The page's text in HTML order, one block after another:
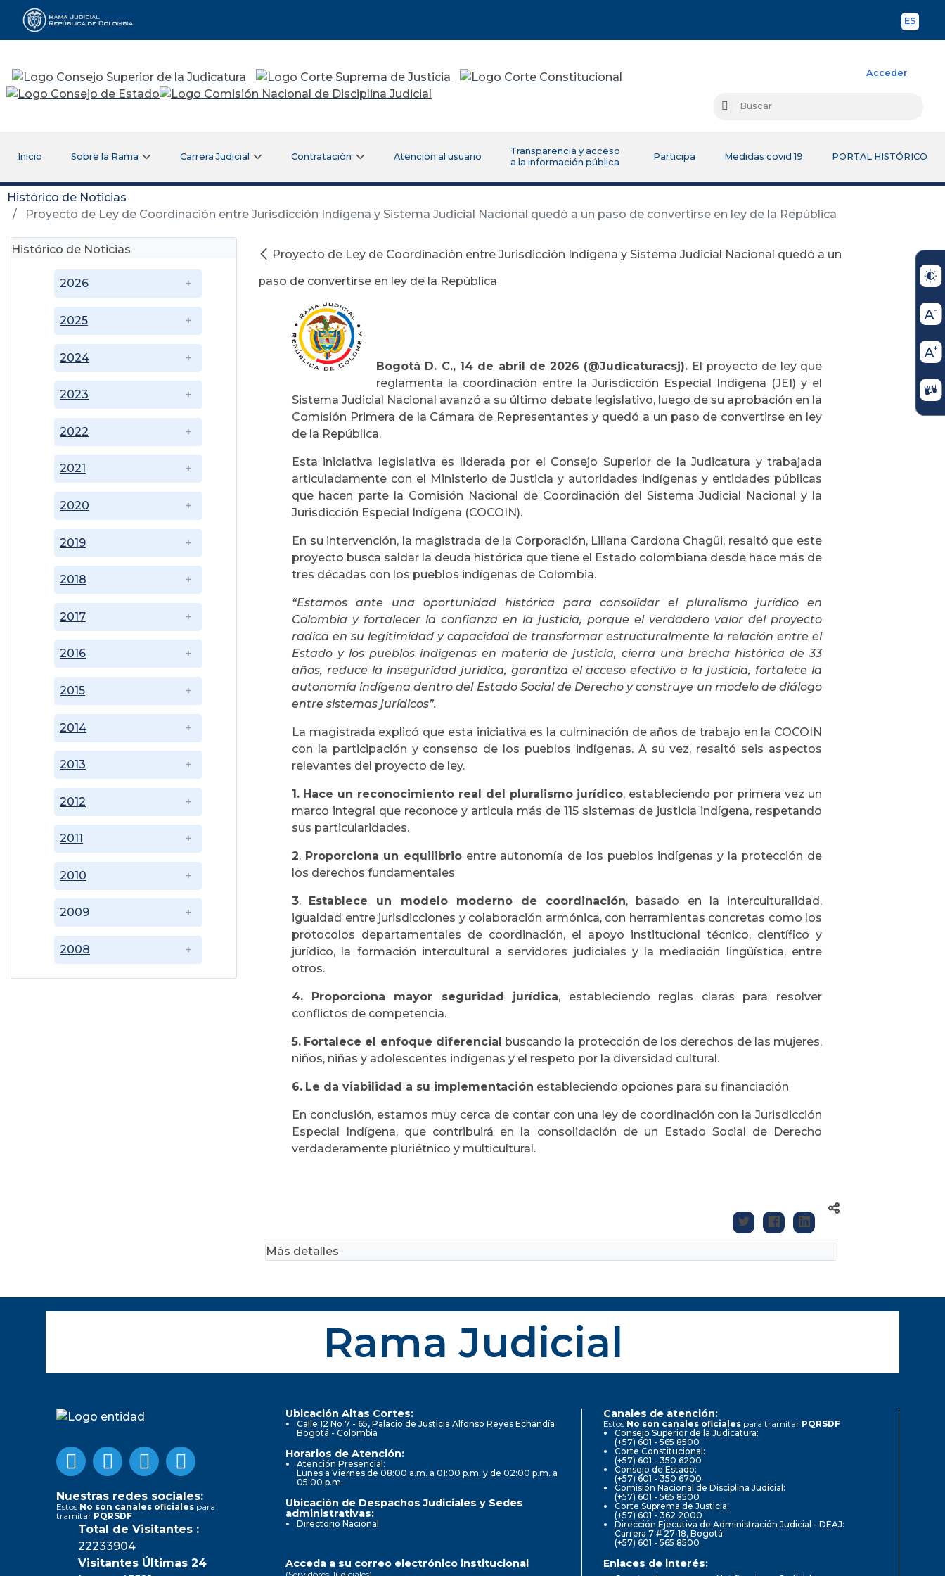
ES
Rama Judicial
Acceder
Buscar
Inicio Sobre la Rama Carrera Judicial Contratación Atención al usuario
Transparencia y acceso
a la información pública
Participa Medidas covid 19 PORTAL HISTÓRICO
Histórico de Noticias
Proyecto de Ley de Coordinación entre Jurisdicción Indígena y Sistema Judicial Nacional quedó a un paso de convertirse en ley de la República
Histórico de Noticias
2008
2009
2010
2011
2012
2013
2014
2015
2016
2017
2018
2019
2020
2021
2022
2023
2024
2025
2026
Proyecto de Ley de Coordinación entre Jurisdicción Indígena y Sistema Judicial Nacional quedó a un
paso de convertirse en ley de la República
Bogotá D. C., 14 de abril de 2026 (@Judicaturacsj). El proyecto de ley que
reglamenta la coordinación entre la Jurisdicción Especial Indígena (JEI) y el
Sistema Judicial Nacional avanzó a su último debate legislativo, luego de su aprobación en la
Comisión Primera de la Cámara de Representantes y quedó a un paso de convertirse en ley
de la República.
Esta iniciativa legislativa es liderada por el Consejo Superior de la Judicatura y trabajada
articuladamente con el Ministerio de Justicia y autoridades indígenas y entidades públicas
que hacen parte la Comisión Nacional de Coordinación del Sistema Judicial Nacional y la
Jurisdicción Especial Indígena (COCOIN).
En su intervención, la magistrada de la Corporación, Liliana Cardona Chagüi, resaltó que este
proyecto busca saldar la deuda histórica que tiene el Estado colombiana desde hace más de
tres décadas con los pueblos indígenas de Colombia.
“Estamos ante una oportunidad histórica para consolidar el pluralismo jurídico en
Colombia y fortalecer la confianza en la justicia, porque el verdadero valor del proyecto
radica en su legitimidad y capacidad de transformar estructuralmente la relación entre el
Estado y los pueblos indígenas en materia de justicia, cierra una brecha histórica de 33
años, reduce la inseguridad jurídica, garantiza el acceso efectivo a la justicia, fortalece la
autonomía indígena dentro del Estado Social de Derecho y construye un modelo de diálogo
entre sistemas jurídicos”.
La magistrada explicó que esta iniciativa es la culminación de años de trabajo en la COCOIN
con la participación y consenso de los pueblos indígenas. A su vez, resaltó seis aspectos
relevantes del proyecto de ley.
1. Hace un reconocimiento real del pluralismo jurídico, estableciendo por primera vez un
marco integral que reconoce y articula más de 115 sistemas de justicia indígena, respetando
sus particularidades.
2. Proporciona un equilibrio entre autonomía de los pueblos indígenas y la protección de
los derechos fundamentales
3. Establece un modelo moderno de coordinación, basado en la interculturalidad,
igualdad entre jurisdicciones y colaboración armónica, con herramientas concretas como los
protocolos departamentales de coordinación, el apoyo institucional técnico, científico y
jurídico, la formación intercultural a servidores judiciales y la mediación lingüística, entre
otros.
4. Proporciona mayor seguridad jurídica, estableciendo reglas claras para resolver
conflictos de competencia.
5. Fortalece el enfoque diferencial buscando la protección de los derechos de las mujeres,
niños, niñas y adolescentes indígenas y el respeto por la diversidad cultural.
6. Le da viabilidad a su implementación estableciendo opciones para su financiación
En conclusión, estamos muy cerca de contar con una ley de coordinación con la Jurisdicción
Especial Indígena, que contribuirá en la consolidación de un Estado Social de Derecho
verdaderamente pluriétnico y multicultural.
Más detalles
Rama Judicial
Nuestras redes sociales:
Estos No son canales oficiales para
tramitar PQRSDF
Total de Visitantes :
22233904
Visitantes Últimas 24
Ubicación Altas Cortes:
Calle 12 No 7 - 65, Palacio de Justicia Alfonso Reyes Echandía
Bogotá - Colombia
Horarios de Atención:
Atención Presencial:
Lunes a Viernes de 08:00 a.m. a 01:00 p.m. y de 02:00 p.m. a
05:00 p.m.
Ubicación de Despachos Judiciales y Sedes
administrativas:
Directorio Nacional
Canales de atención:
Estos No son canales oficiales para tramitar PQRSDF
Consejo Superior de la Judicatura:
(+57) 601 - 565 8500
Corte Constitucional:
(+57) 601 - 350 6200
Consejo de Estado:
(+57) 601 - 350 6700
Comisión Nacional de Disciplina Judicial:
(+57) 601 - 565 8500
Corte Suprema de Justicia:
(+57) 601 - 362 2000
Dirección Ejecutiva de Administración Judicial - DEAJ:
Carrera 7 # 27-18, Bogotá
(+57) 601 - 565 8500
Acceda a su correo electrónico institucional Enlaces de interés: